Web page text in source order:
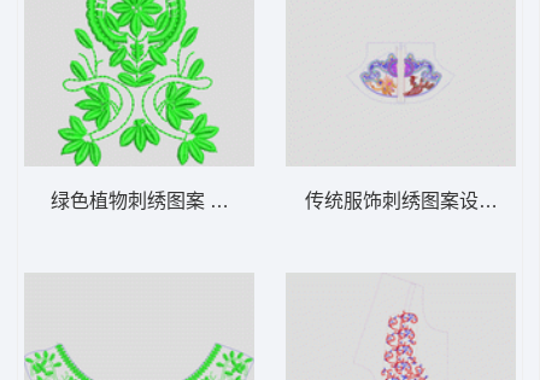
绿色植物刺绣图案 简单花 传统服饰刺绣图案设计图